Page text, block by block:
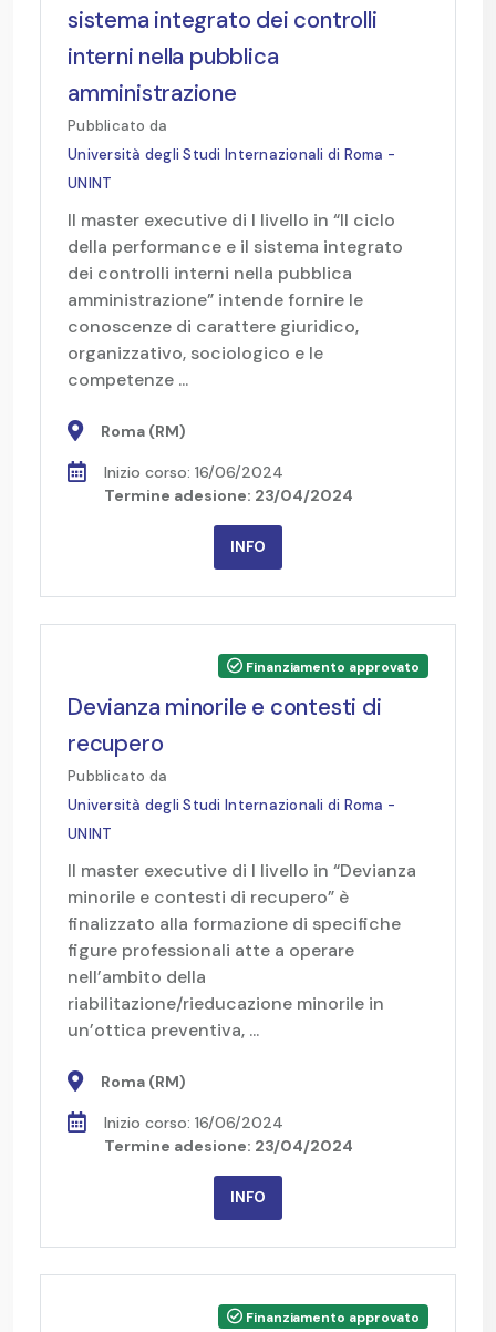
sistema integrato dei controlli
interni nella pubblica
amministrazione
Pubblicato da
Università degli Studi Internazionali di Roma -
UNINT
Il master executive di I livello in “Il ciclo
della performance e il sistema integrato
dei controlli interni nella pubblica
amministrazione” intende fornire le
conoscenze di carattere giuridico,
organizzativo, sociologico e le
competenze ...
Roma (RM)
Inizio corso: 16/06/2024
Termine adesione: 23/04/2024
INFO
Devianza minorile e contesti di
recupero
Pubblicato da
Università degli Studi Internazionali di Roma -
UNINT
Finanziamento approvato
Il master executive di I livello in “Devianza
minorile e contesti di recupero” è
finalizzato alla formazione di specifiche
figure professionali atte a operare
nell’ambito della
riabilitazione/rieducazione minorile in
un’ottica preventiva, ...
Roma (RM)
Inizio corso: 16/06/2024
Termine adesione: 23/04/2024
INFO
Finanziamento approvato